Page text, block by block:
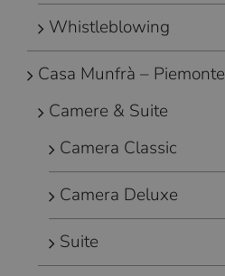
Whistleblowing
Casa Munfrà – Piemonte
Camere & Suite
Camera Classic
Camera Deluxe
Suite